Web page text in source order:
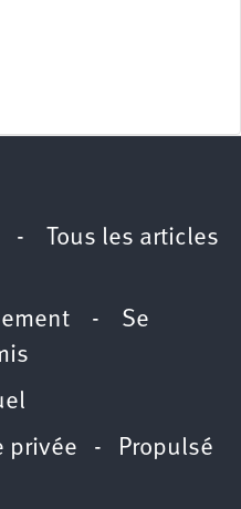
-
Tous les articles
- Se
privée - Propulsé